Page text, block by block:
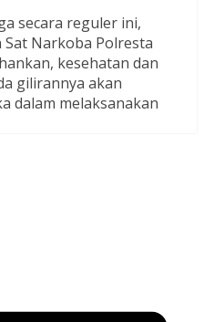
secara reguler ini,
Narkoba Polresta
kesehatan dan
gilirannya akan
dalam melaksanakan